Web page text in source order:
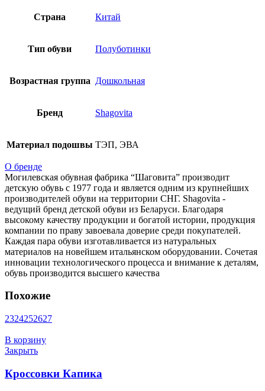
Страна Китай
Тип обуви Полуботинки
Возрастная группа Дошкольная
Бренд Shagovita
Материал подошвы ТЭП, ЭВА
О бренде
Могилевская обувная фабрика “Шаговита” производит
детскую обувь с 1977 года и является одним из крупнейших
производителей обуви на территории СНГ. Shagovita -
ведущий бренд детской обуви из Беларуси. Благодаря
высокому качеству продукции и богатой истории, продукция
компании по праву завоевала доверие среди покупателей.
Каждая пара обуви изготавливается из натуральных
материалов на новейшем итальянском оборудовании. Сочетая
инновации технологического процесса и внимание к деталям,
обувь производится высшего качества
Похожие
2324252627
В корзину
Закрыть
Кроссовки Капика